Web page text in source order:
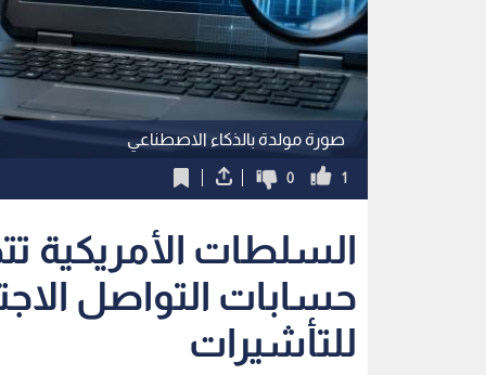
صورة مولدة بالذكاء الاصطناعي
1
0
السلطات
حسابات التواصل
للتأشيرات